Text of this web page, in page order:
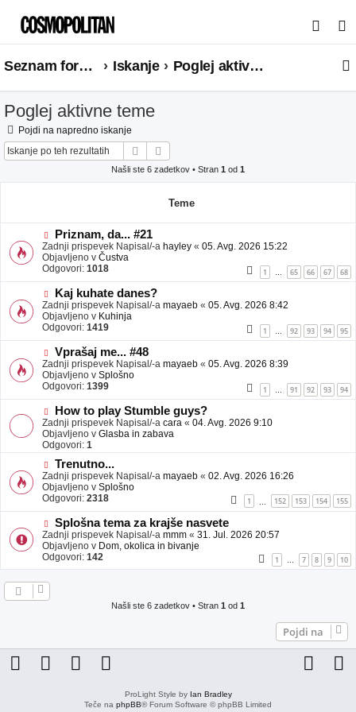
s
a
Seznam forumov Iskanje Poglej aktivne teme
Poglej aktivne teme
Pojdi na napredno iskanje
Iskanje
Našli ste 6 zadetkov • Stran 1 od 1
Teme
N
o
v
e
b
a
v
e
Priznam, da... #21
Zadnji prispevek Napisal/-a hayley « 05. Avg. 2026 15:22
Objavljeno v Čustva
Odgovori: 1018 1 … 65 66 67 68
N
o
v
e
b
a
v
e
Kaj kuhate danes?
Zadnji prispevek Napisal/-a mayaeb « 05. Avg. 2026 8:42
Objavljeno v Kuhinja
Odgovori: 1419 1 … 92 93 94 95
N
o
v
e
b
a
v
e
Vprašaj me... #48
Zadnji prispevek Napisal/-a mayaeb « 05. Avg. 2026 8:39
Objavljeno v Splošno
Odgovori: 1399 1 91 92 93 94
N
o
v
e
o
b
j
a
v
e
How to play Stumble guys?
Zadnji prispevek Napisal/-a cara « 04. Avg. 2026 9:10
Objavljeno v Glasba in zabava
Odgovori: 1
N
o
v
e
o
b
a
v
e
Trenutno...
Zadnji prispevek Napisal/-a mayaeb « 02. Avg. 2026 16:26
Objavljeno v Splošno
Odgovori: 2318 1 152 153 154 155
N
o
v
e
o
Splošna tema za krajše nasvete
Zadnji prispevek Napisal/-a mmm « 31. Jul. 2026 20:57
Objavljeno v Dom, okolica in bivanje
Odgovori: 142 1 … 7 8 9 10
Našli ste 6 zadetkov • Stran 1 od 1
Pojdi na
ProLight Style by Ian Bradley
Teče na phpBB® Forum Software © phpBB Limited